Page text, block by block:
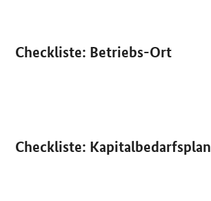
Checkliste: Betriebs-Ort
Publikation:
Checkliste: Kapitalbedarfsplan
Publikation: